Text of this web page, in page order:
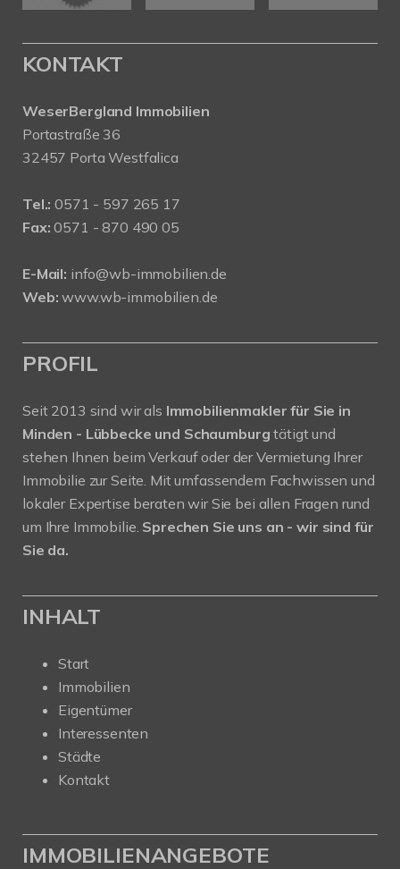
KONTAKT
WeserBergland Immobilien
Portastraße 36
32457 Porta Westfalica
Tel.: 0571 - 597 265 17
Fax: 0571 - 870 490 05
E-Mail: info@wb-immobilien.de
Web: www.wb-immobilien.de
PROFIL
Seit 2013 sind wir als Immobilienmakler für Sie in
Minden - Lübbecke und Schaumburgtätigt und
stehen Ihnen beim Verkauf oder der Vermietung Ihrer
Immobilie zur Seite. Mit umfassendem Fachwissen und
lokaler Expertise beraten wir Sie bei allen Fragen rund
um Ihre Immobilie. Sprechen Sie uns an - wir sind für
Sie da.
INHALT
Start
Immobilien
Eigentümer
Interessenten
Städte
Kontakt
IMMOBILIENANGEBOTE